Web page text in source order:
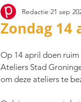
Zondag 14
Redactie 21 sep
Op 14 april doen ruim
Ateliers Stad
om deze ateliers te